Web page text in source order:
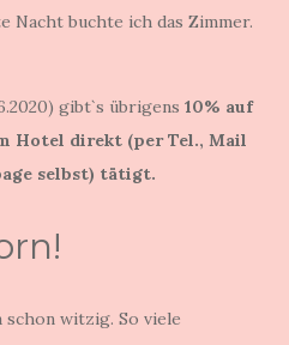
Nacht buchte ich das Zimmer.
gibt`s übrigens 10% auf
Hotel direkt (per Tel., Mail
selbst) tätigt.
witzig. So viele